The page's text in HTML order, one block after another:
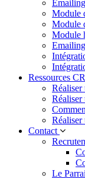
Module
Module
Module
Ressources
Réaliser
Réaliser
Réaliser
Contact
Le